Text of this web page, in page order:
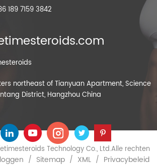
189 7159 3842
northeast of Tianyuan Apartment, Science
District, Hangzhou China
Technology Co., Ltd.Alle rechten
/ Sitemap / XML / Privacybeleid